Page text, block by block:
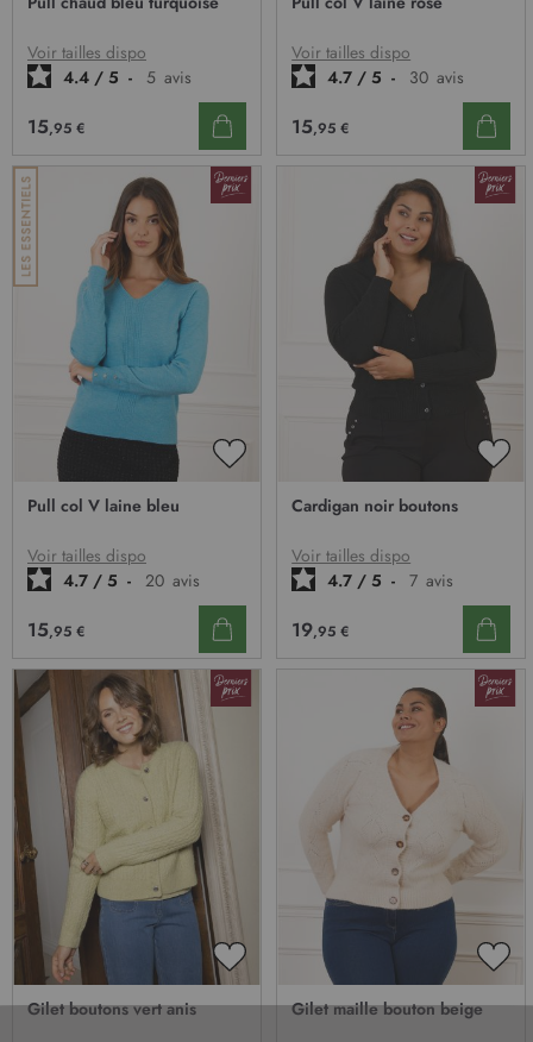
D’ENVIE
Voir tailles dispo
4.4 / 5 - 5 avis
15,95 €
Voir tailles dispo
4.7 / 5 - 30 avis
15,95 €
AJOUTER
D’ENVIE
Pull col V laine bleu
Voir tailles dispo
4.7 / 5 - 20 avis
15,95 €
Cardigan noir boutons
Voir tailles dispo
4.7 / 5 - 7 avis
19,95 €
AJOUTER
À
Gilet boutons vert anis À
Gilet maille bouton beige